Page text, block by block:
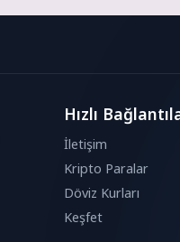
Hızlı
İletişim
Kripto Paralar
Döviz Kurları
Keşfet